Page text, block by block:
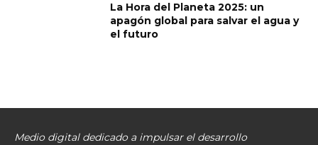
La Hora del Planeta 2025: un
apagón global para salvar el agua y
el futuro
Medio digital dedicado a impulsar el desarrollo